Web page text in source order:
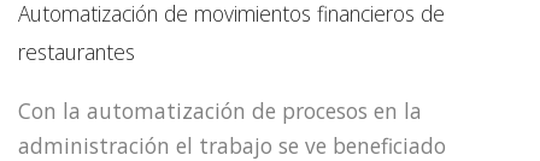
Automatización de movimientos financieros de
restaurantes
Con la automatización de procesos en la
administración el trabajo se ve beneficiado